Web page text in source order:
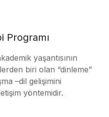
Programı
yaşantısının
biri olan “dinleme”
–dil gelişimini
yöntemidir.